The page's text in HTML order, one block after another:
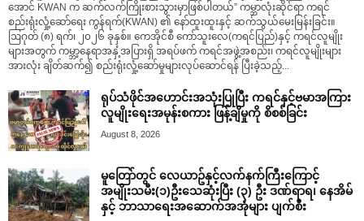
အောင် KWAN က ဆက်လက်ကြိုးစားသွားမှာဖြစ်ပါတယ်” ကမ္ဘာလုံးဆိုင်ရာ ကရင်
စည်းရုံးလှုံ့ဆော်ရေး ကွန်ရက်(KWAN) ၏ နော်ထူးထူးနှင့် ဆက်သွယ်မေးမြန်းခြင်း။
ဩဂုတ် (၈) ရက်၊ ၂၀၂၆ ခုနှစ်။ ကေအိုင်စီ ကော်သူးလေ(ကရင်ပြည်)နှင့် ကရင်လူမျိုး
များအတွက် ကမ္ဘာ့နေရာအနှံ့အပြားရှိ အရပ်ဖက် ကရင်အဖွဲ့အစည်း၊ ကရင်လူမျိုးများ
အားလုံး ချိတ်ဆက်၍ စည်းရုံးလှုံ့ဆော်မှုများလုပ်ဆောင်ရန် ပြီးခဲ့သည့်...
ရုပ်သံဖိုင်အဟောင်းအသုံးပြုပြီး ကရင်နှင့်ဗမာအကြား
လူမျိုးရေးအမုန်းစကား ဖြန့်ချိမှုကို စိစစ်ခြင်း
August 8, 2026
မူတြော်တွင် လေယာဥ်နှင့်လက်နက်ကြီးကြောင့်
အမျိုးသမီး(၁)ဦးသေဆုံးပြီး (၃) ဦး ဒဏ်ရာရ၊ နေအိမ်
နှင့် ဘာသာရေးအဆောက်အအုံများ ပျက်စီး